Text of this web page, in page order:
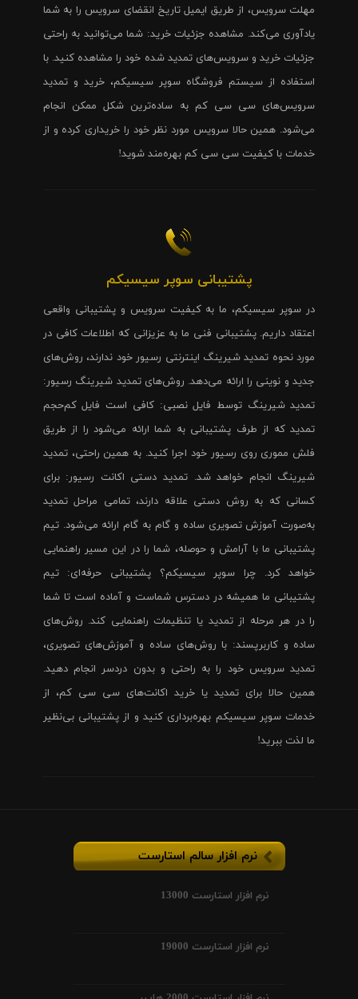
مهلت سرویس، از طریق ایمیل تاریخ انقضای سرویس را به شما
یادآوری می‌کند. مشاهده جزئیات خرید: شما می‌توانید به راحتی
جزئیات خرید و سرویس‌های تمدید شده خود را مشاهده کنید. با
استفاده از سیستم فروشگاه سوپر سیسیکم، خرید و تمدید
سرویس‌های سی سی کم به ساده‌ترین شکل ممکن انجام
می‌شود. همین حالا سرویس مورد نظر خود را خریداری کرده و از
خدمات با کیفیت سی سی کم بهره‌مند شوید!
پشتیبانی سوپر سیسیکم
در سوپر سیسیکم، ما به کیفیت سرویس و پشتیبانی واقعی
اعتقاد داریم. پشتیبانی فنی ما به عزیزانی که اطلاعات کافی در
مورد نحوه تمدید شیرینگ اینترنتی رسیور خود ندارند، روش‌های
جدید و نوینی را ارائه می‌دهد. روش‌های تمدید شیرینگ رسیور:
تمدید شیرینگ توسط فایل نصبی: کافی است فایل کم‌حجم
تمدید که از طرف پشتیبانی به شما ارائه می‌شود را از طریق
فلش مموری روی رسیور خود اجرا کنید. به همین راحتی، تمدید
شیرینگ انجام خواهد شد. تمدید دستی اکانت رسیور: برای
کسانی که به روش دستی علاقه دارند، تمامی مراحل تمدید
به‌صورت آموزش تصویری ساده و گام به گام ارائه می‌شود. تیم
پشتیبانی ما با آرامش و حوصله، شما را در این مسیر راهنمایی
خواهد کرد. چرا سوپر سیسیکم؟ پشتیبانی حرفه‌ای: تیم
پشتیبانی ما همیشه در دسترس شماست و آماده است تا شما
را در هر مرحله از تمدید یا تنظیمات راهنمایی کند. روش‌های
ساده و کاربرپسند: با روش‌های ساده و آموزش‌های تصویری،
تمدید سرویس خود را به راحتی و بدون دردسر انجام دهید.
همین حالا برای تمدید یا خرید اکانت‌های سی سی کم، از
خدمات سوپر سیسیکم بهره‌برداری کنید و از پشتیبانی بی‌نظیر
ما لذت ببرید!
نرم افزار سالم استارست
نرم افزار استارست 13000
نرم افزار استارست 19000